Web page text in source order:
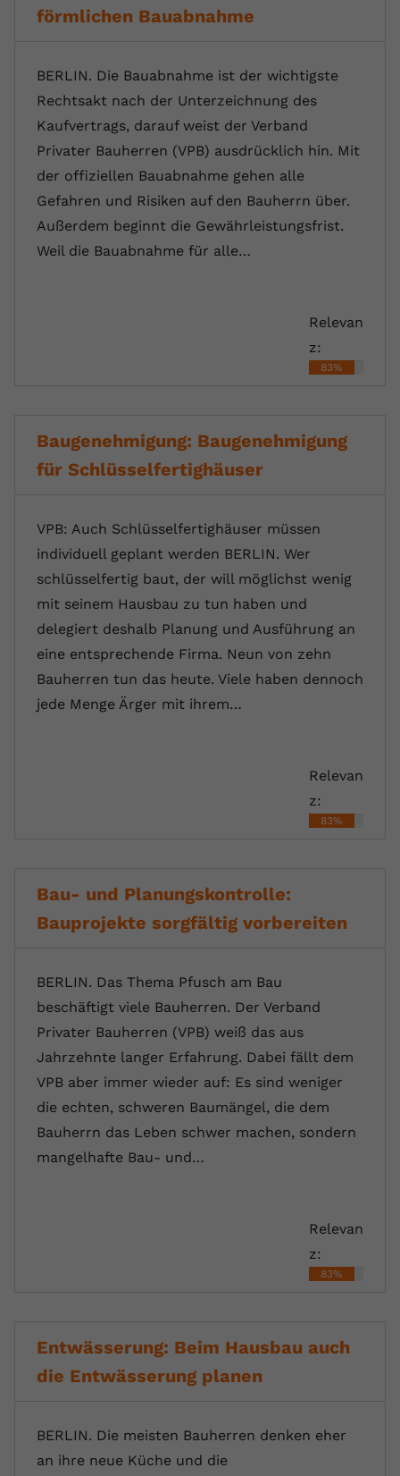
förmlichen Bauabnahme
BERLIN. Die Bauabnahme ist der wichtigste
Rechtsakt nach der Unterzeichnung des
Kaufvertrags, darauf weist der Verband
Privater Bauherren (VPB) ausdrücklich hin. Mit
der offiziellen Bauabnahme gehen alle
Gefahren und Risiken auf den Bauherrn über.
Außerdem beginnt die Gewährleistungsfrist.
Weil die Bauabnahme für alle…
Relevan
z:
83%
Baugenehmigung: Baugenehmigung
für Schlüsselfertighäuser
VPB: Auch Schlüsselfertighäuser müssen
individuell geplant werden BERLIN. Wer
schlüsselfertig baut, der will möglichst wenig
mit seinem Hausbau zu tun haben und
delegiert deshalb Planung und Ausführung an
eine entsprechende Firma. Neun von zehn
Bauherren tun das heute. Viele haben dennoch
jede Menge Ärger mit ihrem…
Relevan
z:
83%
Bau- und Planungskontrolle:
Bauprojekte sorgfältig vorbereiten
BERLIN. Das Thema Pfusch am Bau
beschäftigt viele Bauherren. Der Verband
Privater Bauherren (VPB) weiß das aus
Jahrzehnte langer Erfahrung. Dabei fällt dem
VPB aber immer wieder auf: Es sind weniger
die echten, schweren Baumängel, die dem
Bauherrn das Leben schwer machen, sondern
mangelhafte Bau- und…
Relevan
z:
83%
Entwässerung: Beim Hausbau auch
die Entwässerung planen
BERLIN. Die meisten Bauherren denken eher
an ihre neue Küche und die